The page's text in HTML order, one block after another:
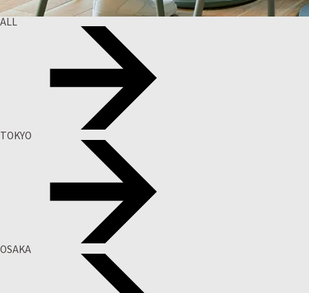
ALL
TOKYO
OSAKA